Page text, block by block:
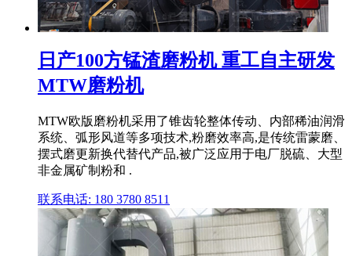
日产100方锰渣磨粉机 重工自主研发
MTW磨粉机
MTW欧版磨粉机采用了锥齿轮整体传动、内部稀油润滑
系统、弧形风道等多项技术,粉磨效率高,是传统雷蒙磨、
摆式磨更新换代替代产品,被广泛应用于电厂脱硫、大型
非金属矿制粉和 .
联系电话: 180 3780 8511